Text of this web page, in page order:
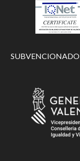
SUBVENCIONADO